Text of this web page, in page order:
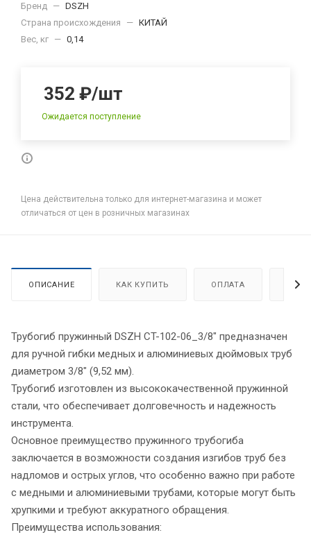
Бренд — DSZH
Страна происхождения
— КИТАЙ
Вес, кг — 0,14
352 ₽/шт
Ожидается поступление
Цена действительна только для интернет-магазина и может
отличаться от цен в розничных магазинах
ОПИСАНИЕ КАК КУПИТЬ ОПЛАТА
Трубогиб пружинный DSZH CT-102-06_3/8" предназначен
для ручной гибки медных и алюминиевых дюймовых труб
диаметром 3/8" (9,52 мм).
Трубогиб изготовлен из высококачественной пружинной
стали, что обеспечивает долговечность и надежность
инструмента.
Основное преимущество пружинного трубогиба
заключается в возможности создания изгибов труб без
надломов и острых углов, что особенно важно при работе
с медными и алюминиевыми трубами, которые могут быть
хрупкими и требуют аккуратного обращения.
Преимущества использования: